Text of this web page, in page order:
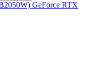
GeForce RTX